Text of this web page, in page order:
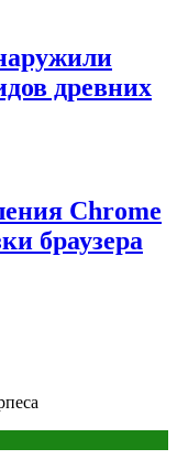
древних
Chrome
браузера